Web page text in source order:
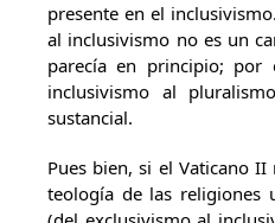
presente en el
al inclusivismo no es un
parecía en principio;
inclusivismo al
sustancial.
Pues bien, si el Vaticano
teología de las religiones